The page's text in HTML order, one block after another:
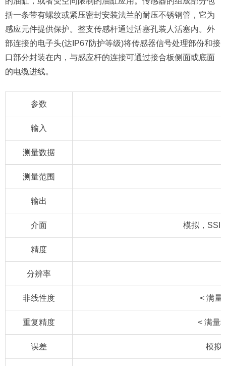
括一条带有螺纹或紧压密封安装法兰的耐压不锈钢管，它为
感应元件提供保护。整支传感杆通过活塞孔装人活塞内。外
部连接的电子头(达IP67防护等级)将传感器信号处理部份和接
口部分封装在内，与感应杆的连接可通过接合板侧面或底面
的电缆进线。
参数
输入
测量数据
测量范围
输出
介面 模拟，SSI
精度
分辨率
非线性度 < 满量
重复精度 < 满量
误差 模拟: